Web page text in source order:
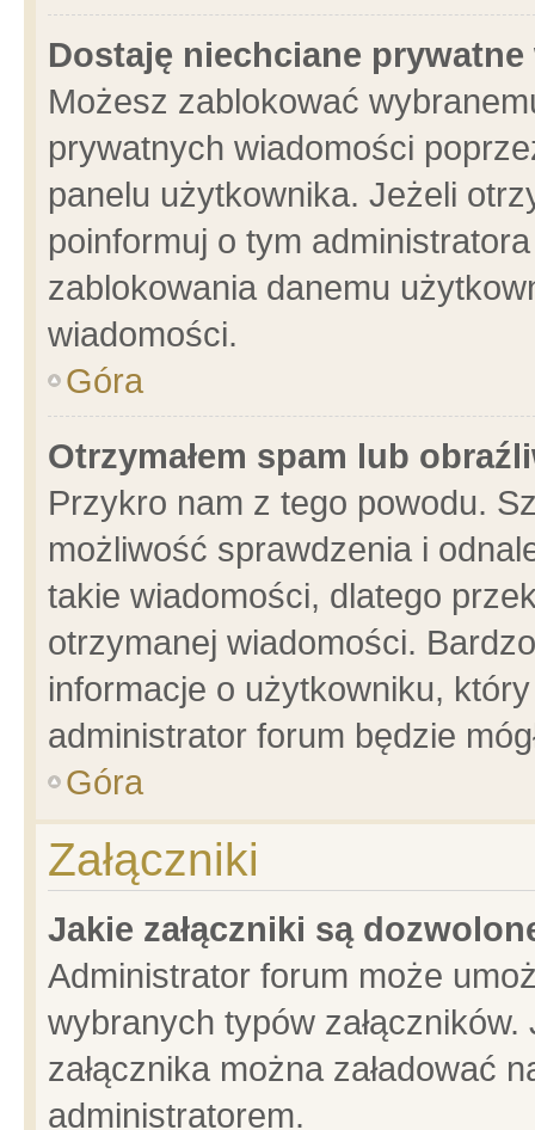
Dostaję niechciane
Możesz zablokować
prywatnych wiadomości
panelu użytkownika. Jeżeli
poinformuj o tym
zablokowania danemu
wiadomości.
Góra
Otrzymałem spam lub
Przykro nam z tego powodu.
możliwość sprawdzenia i
takie wiadomości, dlatego
otrzymanej wiadomości.
informacje o użytkowniku,
administrator forum będzie
Góra
Załączniki
Jakie załączniki są
Administrator forum może
wybranych typów
załącznika można załadować
administratorem.